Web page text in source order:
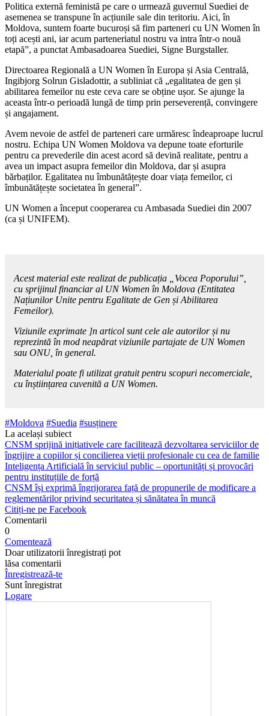
Politica externă feministă pe care o urmează guvernul Sue­diei de
asemenea se transpune în acțiunile sale din teritoriu. Aici, în
Moldova, suntem foar­te bucuroși să fim parteneri cu UN Women în
toți acești ani, iar acum parteneriatul nostru va in­tra într-o nouă
etapă”, a punctat Ambasadoarea Suediei, Signe Burgstaller.
Directoarea Regională a UN Women în Europa și Asia Cen­trală,
Ingibjorg Solrun Gisla­dottir, a subliniat că „egalitatea de gen și
abilitarea femeilor nu este ceva care se obține ușor. Se ajunge la
aceasta într-o perioadă lungă de timp prin perseverență, convingere
și angajament.
Avem nevoie de astfel de par­teneri care urmăresc îndeaproa­pe lucrul
nostru. Echipa UN Wo­men Moldova va depune toate eforturile
pentru ca prevederile din acest acord să devină realita­te, pentru a
avea un impact asu­pra femeilor din Moldova, dar și asupra
bărbaților. Egalitatea nu îmbunătățește doar viața feme­ilor, ci
îmbunătățește societatea în general”.
UN Women a început coope­rarea cu Ambasada Suediei din 2007
(ca și UNIFEM).
Acest material este realizat de publicația „Vocea Poporului”,
cu sprijinul financiar al UN Women în Moldova (Entitatea
Națiunilor Unite pentru Egalitate de Gen și Abilitarea
Femeilor).
Viziunile exprimate ]n articol sunt cele ale autorilor și nu
reprezintă în mod neapărat viziunile partajate de UN Women
sau ONU, în general.
Materialul poate fi utilizat gratuit pentru scopuri necomerciale,
cu înștiințarea cuvenită a UN Women.
#Moldova #Suedia #susținere
La același subiect
CNSM sprijină inițiativele care facilitează dezvoltarea serviciilor de
îngrijire a copiilor și concilierea vieții profesionale cu cea de familie
Inteligența Artificială în serviciul public – oportunități și provocări
pentru instituțiile de forță
CNSM își exprimă îngrijorarea față de propunerile de modificare a
reglementărilor privind securitatea și sănătatea în muncă
Citiți-ne pe Facebook
Comentarii
0
Comentează
Doar utilizatorii înregistrați pot
lăsa comentarii
Înregistrează-te
Sunt înregistrat
Logare